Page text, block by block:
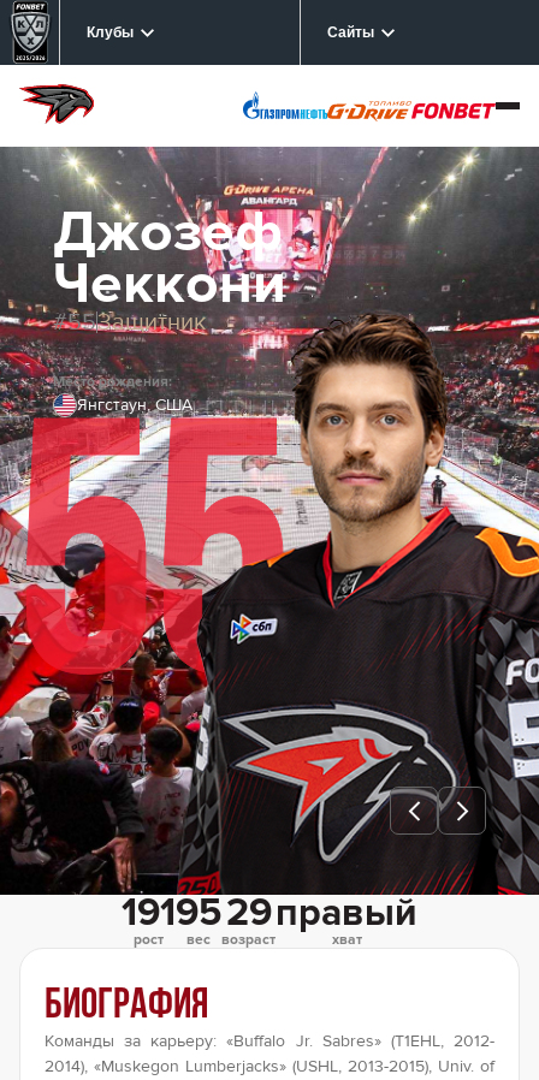
Клубы Сайты
55
Место рождения:
Янгстаун, США
Джозеф
Чеккони
#55Защитник
191
рост
95
вес
29
возраст
правый
хват
Биография
Команды за карьеру: «Buffalo Jr. Sabres» (T1EHL, 2012-
2014), «Muskegon Lumberjacks» (USHL, 2013-2015), Univ. of